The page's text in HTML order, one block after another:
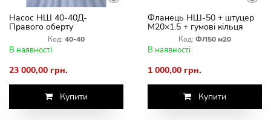
Насос НШ 40-40Д-
Правого оберту
Код: 40-40
В наявності
23 000,00 грн.
Купити
Фланець НШ-50 + штуцер
М20×1.5 + гумові кільця
(комплект)
Код: ФЛ50 м20
В наявності
1 000,00 грн.
Купити